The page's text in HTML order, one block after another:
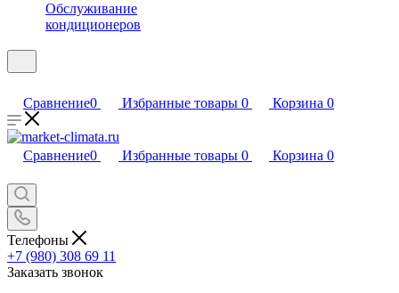
Обслуживание
кондиционеров
Сравнение0 Избранные товары 0 Корзина 0
Сравнение0 Избранные товары 0 Корзина 0
Телефоны
+7 (980) 308 69 11
Заказать звонок